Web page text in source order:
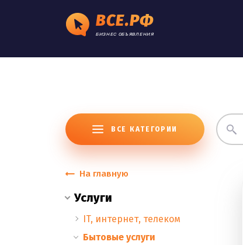
ВСЕ.РФ
БИЗНЕС ОБЪЯВЛЕНИЯ
ВСЕ КАТЕГОРИИ
На главную
Услуги
IT, интернет, телеком
Бытовые услуги